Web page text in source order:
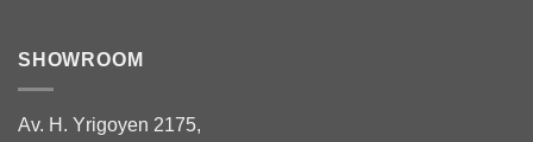
SHOWROOM
Av. H. Yrigoyen 2175,